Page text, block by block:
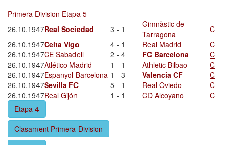
Primera Division Etapa 5
26.10.1947Real Sociedad 3 - 1
Gimnàstic de
Tarragona
C
26.10.1947Celta Vigo 4 - 1 Real Madrid
C
26.10.1947CE Sabadell 2 - 4 FC Barcelona
C
26.10.1947Atlético Madrid 1 - 1 Athletic Bilbao
C
26.10.1947Espanyol Barcelona 1 - 3 Valencia CF
C
26.10.1947Sevilla FC 5 - 1 Real Oviedo
C
26.10.1947Real Gijón 1 - 1 CD Alcoyano
C
Etapa 4
Clasament Primera Division